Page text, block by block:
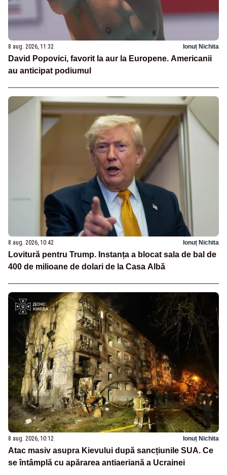
8 aug. 2026, 11:32 Ionuț Nichita
David Popovici, favorit la aur la Europene. Americanii
au anticipat podiumul
8 aug. 2026, 10:42 Ionuț Nichita
Lovitură pentru Trump. Instanța a blocat sala de bal de
400 de milioane de dolari de la Casa Albă
8 aug. 2026, 10:12 Ionuț Nichita
Atac masiv asupra Kievului după sancțiunile SUA. Ce
se întâmplă cu apărarea antiaeriană a Ucrainei